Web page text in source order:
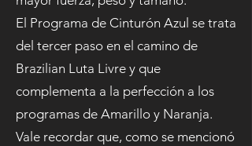
El Programa de Cinturón Azul se trata
del tercer paso en el camino de
Brazilian Luta Livre y que
complementa a la perfección a los
programas de Amarillo y Naranja.
Vale recordar que, como se mencionó